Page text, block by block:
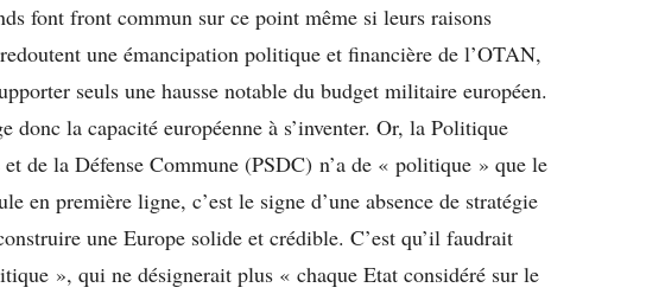
font front commun sur ce point même si leurs raisons
une émancipation politique et financière de l’OTAN,
seuls une hausse notable du budget militaire européen.
donc la capacité européenne à s’inventer. Or, la Politique
de la Défense Commune (PSDC) n’a de « politique » que le
en première ligne, c’est le signe d’une absence de stratégie
une Europe solide et crédible. C’est qu’il faudrait
», qui ne désignerait plus « chaque Etat considéré sur le